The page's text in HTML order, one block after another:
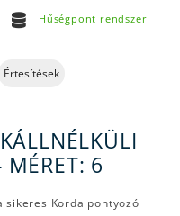
Hűségpont rendszer
Értesítések
6
sikeres Korda pontyozó